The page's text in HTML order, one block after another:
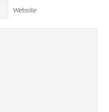
Website